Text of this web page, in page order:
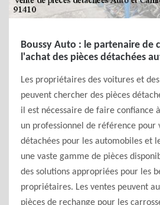
Boussy Auto : le partenaire de
l'achat des pièces détachées
Les propriétaires des voitures et
peuvent chercher des pièces
il est nécessaire de faire confiance
un professionnel de référence pour
détachées pour les automobiles et
une vaste gamme de pièces
des solutions appropriées pour les
propriétaires. Les ventes peuvent
pièces de rechange pour les